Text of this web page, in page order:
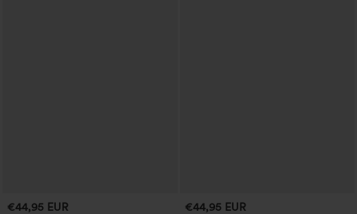
€44,95 EUR €44,95 EUR